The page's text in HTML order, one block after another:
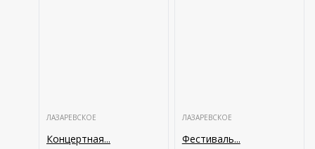
ЛАЗАРЕВСКОЕ
Концертная...
ЛАЗАРЕВСКОЕ
Фестиваль...